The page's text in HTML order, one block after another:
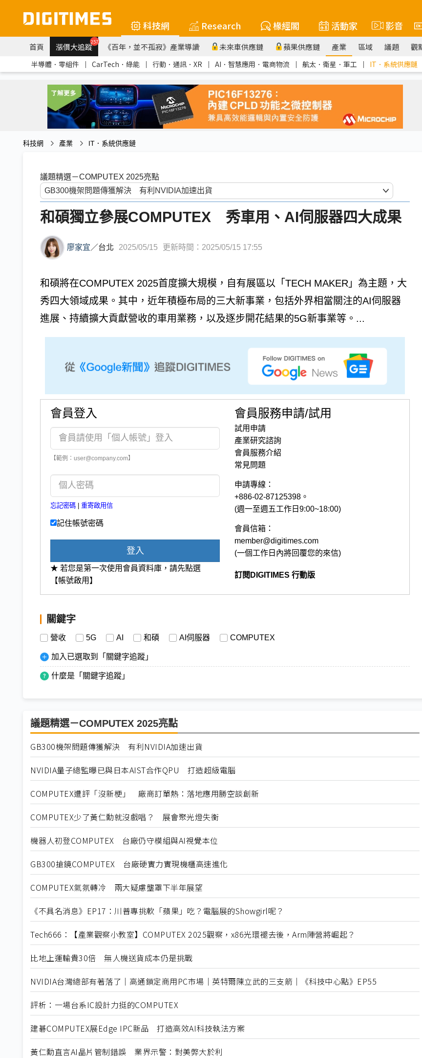
科技網 Research 椽經閣 活動家 影音
首頁 漲價大追蹤257 《百年，並不孤寂》產業導讀 未來車供應鏈 蘋果供應鏈 產業 區域 議題 觀
半導體．零組件 ｜ CarTech．綠能 ｜ 行動．通訊．XR ｜ AI．智慧應用．電商物流 ｜ 航太．衛星．軍工 ｜ IT．系統供應鏈
科技網 產業 IT．系統供應鏈
議題精選－COMPUTEX 2025亮點
和碩獨立參展COMPUTEX 秀車用、AI伺服器四大成果
廖家宜 ／台北 2025/05/15 更新時間：2025/05/15 17:55
和碩將在COMPUTEX 2025首度擴大規模，自有展區以「TECH MAKER」為主題，大
秀四大領域成果。其中，近年積極布局的三大新事業，包括外界相當關注的AI伺服器
進展、持續擴大貢獻營收的車用業務，以及逐步開花結果的5G新事業等。...
會員登入
【範例：user@company.com】
忘記密碼 重寄啟用信
記住帳號密碼
登入
★ 若您是第一次使用會員資料庫，請先點選
【帳號啟用】
會員服務申請/試用
試用申請
產業研究諮詢
會員服務介紹
常見問題
申請專線：
+886-02-87125398。
(週一至週五工作日9:00~18:00)
會員信箱：
member@digitimes.com
(一個工作日內將回覆您的來信)
訂閱DIGITIMES 行動版
關鍵字
營收 5G AI 和碩 AI伺服器 COMPUTEX
加入已選取到「關鍵字追蹤」
什麼是「關鍵字追蹤」
議題精選－COMPUTEX 2025亮點
GB300機架問題傳獲解決 有利NVIDIA加速出貨
NVIDIA量子總監曝已與日本AIST合作QPU 打造超級電腦
COMPUTEX遭評「沒新梗」 廠商訂單熱：落地應用勝空談創新
COMPUTEX少了黃仁勳就沒戲唱？ 展會聚光燈失衡
機器人初登COMPUTEX 台廠仍守模組與AI視覺本位
GB300搶鏡COMPUTEX 台廠硬實力實現機櫃高速進化
COMPUTEX氣氛轉冷 兩大疑慮壟罩下半年展望
《不具名消息》EP17：川普專挑軟「蘋果」吃？電腦展的Showgirl呢？
Tech666：【產業觀察小教室】COMPUTEX 2025觀察，x86光環褪去後，Arm陣營將崛起？
比地上運輸貴30倍 無人機送貨成本仍是挑戰
NVIDIA台灣總部有著落了｜高通鎖定商用PC市場｜英特爾陳立武的三支箭｜《科技中心點》EP55
評析：一場台系IC設計力挺的COMPUTEX
建碁COMPUTEX展Edge IPC新品 打造高效AI科技執法方案
黃仁勳直言AI晶片管制錯誤 業界示警：對美弊大於利